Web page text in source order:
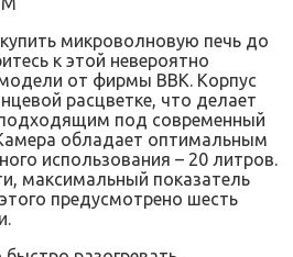
микроволновую печь до
к этой невероятно
от фирмы BBK. Корпус
расцветке, что делает
под современный
обладает оптимальным
использования – 20 литров.
максимальный показатель
предусмотрено шесть